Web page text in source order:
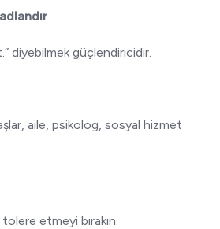
diyebilmek güçlendiricidir.
aile, psikolog, sosyal hizmet
tolere etmeyi bırakın.